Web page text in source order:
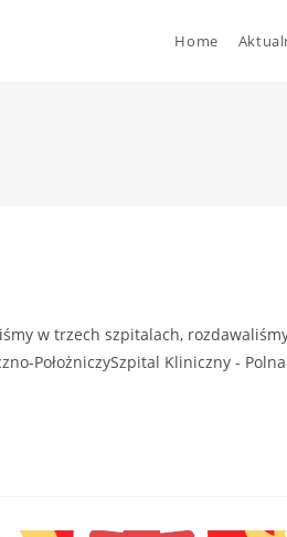
Home
w trzech szpitalach,
PołożniczySzpital Kliniczny - Polna